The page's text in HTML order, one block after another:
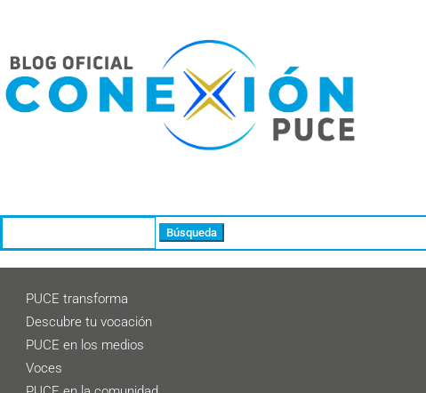
PUCE transforma
Descubre tu vocación
PUCE en los medios
Voces